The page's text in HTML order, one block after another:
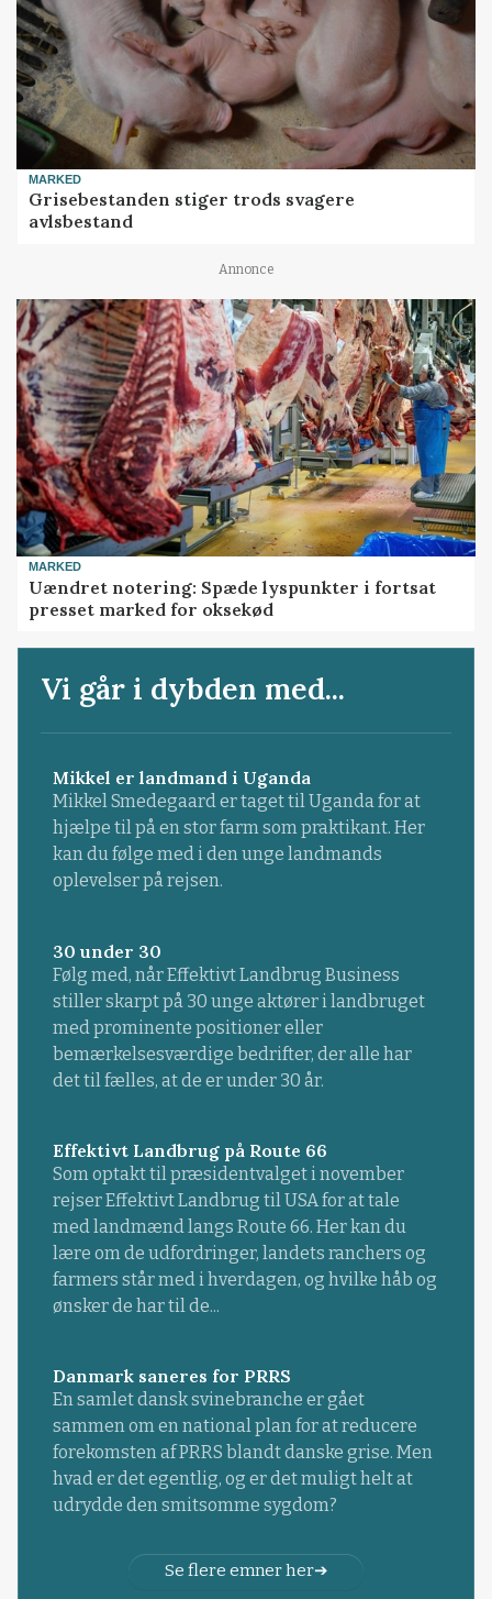
MARKED
Grisebestanden stiger trods svagere
avlsbestand
Annonce
MARKED
Uændret notering: Spæde lyspunkter i fortsat
presset marked for oksekød
Vi går i dybden med...
Mikkel er landmand i Uganda
Mikkel Smedegaard er taget til Uganda for at
hjælpe til på en stor farm som praktikant. Her
kan du følge med i den unge landmands
oplevelser på rejsen.
30 under 30
Følg med, når Effektivt Landbrug Business
stiller skarpt på 30 unge aktører i landbruget
med prominente positioner eller
bemærkelsesværdige bedrifter, der alle har
det til fælles, at de er under 30 år.
Effektivt Landbrug på Route 66
Som optakt til præsidentvalget i november
rejser Effektivt Landbrug til USA for at tale
med landmænd langs Route 66. Her kan du
lære om de udfordringer, landets ranchers og
farmers står med i hverdagen, og hvilke håb og
ønsker de har til de...
Danmark saneres for PRRS
En samlet dansk svinebranche er gået
sammen om en national plan for at reducere
forekomsten af PRRS blandt danske grise. Men
hvad er det egentlig, og er det muligt helt at
udrydde den smitsomme sygdom?
Se flere emner her